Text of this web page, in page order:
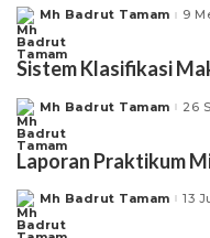
Posted
by
Mh Badrut Tamam 9
Sistem Klasifikasi
Posted
by
Mh Badrut Tamam 26
Laporan Praktikum
Posted
by
Mh Badrut Tamam 13